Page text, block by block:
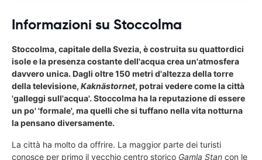
Informazioni su Stoccolma
Stoccolma, capitale della Svezia, è costruita su quattordici
isole e la presenza costante dell'acqua crea un'atmosfera
davvero unica. Dagli oltre 150 metri d'altezza della torre
della televisione, Kaknästornet, potrai vedere come la città
'galleggi sull'acqua'. Stoccolma ha la reputazione di essere
un po' 'formale', ma quelli che si tuffano nella vita notturna
la pensano diversamente.
La città ha molto da offrire. La maggior parte dei turisti
conosce per primo il vecchio centro storico Gamla Stan con le